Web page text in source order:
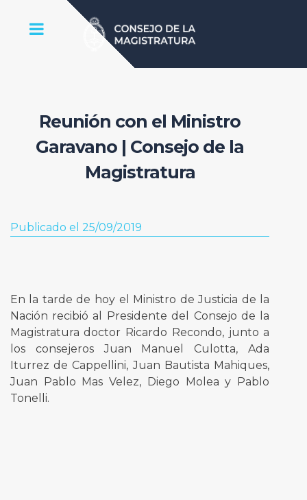
Reunión con el Ministro
Garavano | Consejo de la
Magistratura
Publicado el 25/09/2019
En la tarde de hoy el Ministro de Justicia de la
Nación recibió al Presidente del Consejo de la
Magistratura doctor Ricardo Recondo, junto a
los consejeros Juan Manuel Culotta, Ada
Iturrez de Cappellini, Juan Bautista Mahiques,
Juan Pablo Mas Velez, Diego Molea y Pablo
Tonelli.